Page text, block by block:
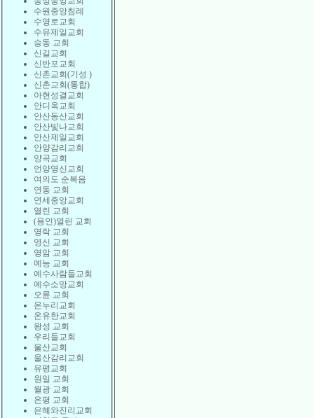
수원중앙침례
수영로교회
수유제일교회
승동 교회
신길교회
신반포교회
신촌교회(기성 )
신촌교회(통합)
아현성결교회
안디옥교회
안산동산교회
안산빛나교회
안산제일교회
안양감리교회
양곡교회
언양영신교회
여의도 순복음
연동 교회
연세중앙교회
열린 교회
(용인)열린 교회
영락 교회
영신 교회
영암 교회
예능 교회
예수사람들교회
예수소망교회
오륜 교회
온누리교회
온유한교회
왕성 교회
우리들교회
울산교회
울산감리교회
유평교회
원일 교회
월광 교회
은평 교회
은혜와진리교회